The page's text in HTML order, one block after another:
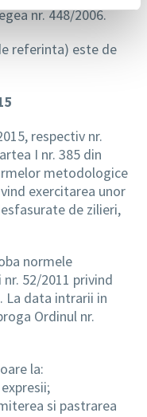
nr. 448/2006.
referinta) este de
respectiv nr.
I nr. 385 din
metodologice
exercitarea unor
de zilieri,
normele
52/2011 privind
La data intrarii in
Ordinul nr.
la:
si pastrarea